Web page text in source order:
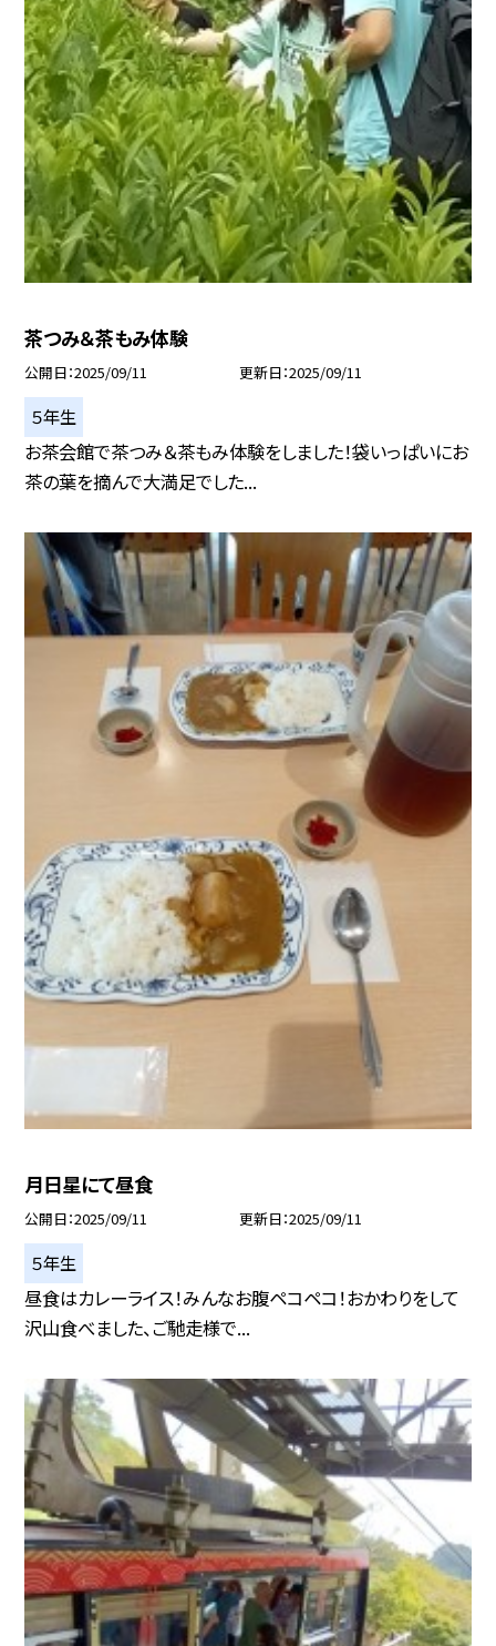
茶つみ＆茶もみ体験
公開日 2025/09/11 更新日 2025/09/11
５年生
お茶会館で茶つみ＆茶もみ体験をしました！袋いっぱいにお
茶の葉を摘んで大満足でした...
月日星にて昼食
公開日 2025/09/11 更新日 2025/09/11
５年生
昼食はカレーライス！みんなお腹ペコペコ！おかわりをして
沢山食べました、ご馳走様で...